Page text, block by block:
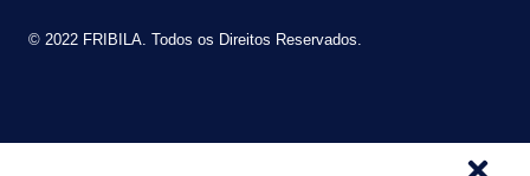
© 2022 FRIBILA. Todos os Direitos Reservados.